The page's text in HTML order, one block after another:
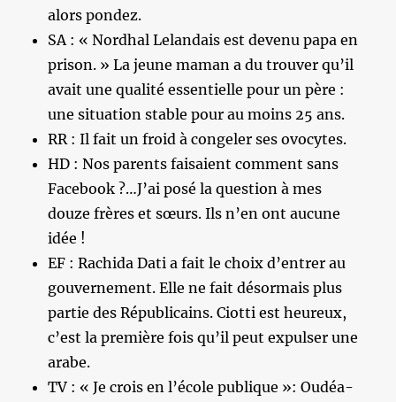
alors pondez.
SA : « Nordhal Lelandais est devenu papa en
prison. » La jeune maman a du trouver qu’il
avait une qualité essentielle pour un père :
une situation stable pour au moins 25 ans.
RR : Il fait un froid à congeler ses ovocytes.
HD : Nos parents faisaient comment sans
Facebook ?…J’ai posé la question à mes
douze frères et sœurs. Ils n’en ont aucune
idée !
EF : Rachida Dati a fait le choix d’entrer au
gouvernement. Elle ne fait désormais plus
partie des Républicains. Ciotti est heureux,
c’est la première fois qu’il peut expulser une
arabe.
TV : « Je crois en l’école publique »: Oudéa-